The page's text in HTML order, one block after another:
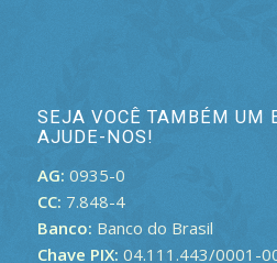
SEJA VOCÊ TAMBÉM UM
AJUDE-NOS!
AG: 0935-0
CC: 7.848-4
Banco: Banco do Brasil
Chave PIX: 04.111.443/0001-